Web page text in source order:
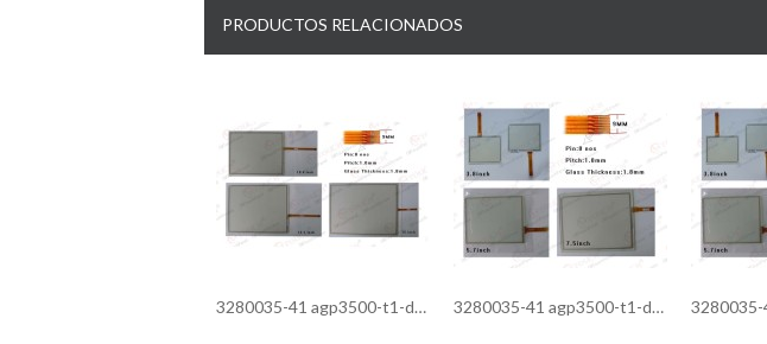
PRODUCTOS RELACIONADOS
3280035-41 agp3500-t1-d24-fn1m pantalla táctil/pantalla táctil agp3500-t1-d24-fn1m gp-3500 ( 10.4" ) 3280035-41 agp3500-t1-d24-d81c panel táctil/panel táctil agp3500-t1-d24-d81c gp-3500 ( 10.4" )